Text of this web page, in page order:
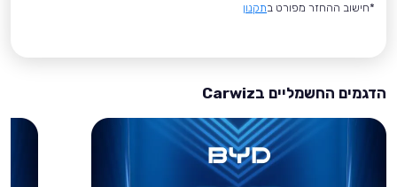
*חישוב ההחזר מפורט בתקנון
הדגמים החשמליים בCarwiz